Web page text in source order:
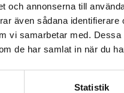
och annonserna till
även sådana identifierare
vi samarbetar med.
de har samlat in när du
Statistik